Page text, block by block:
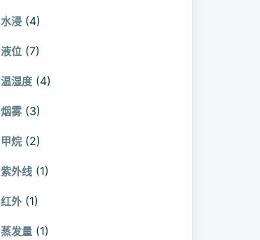
水浸 (4)
液位 (7)
温湿度 (4)
烟雾 (3)
甲烷 (2)
紫外线 (1)
红外 (1)
蒸发量 (1)